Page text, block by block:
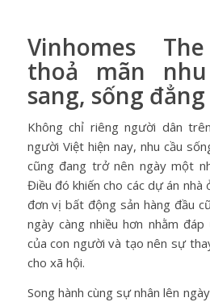
Vinhomes
thoả mãn
sang, sống đẳng
Không chỉ riêng người dân
người Việt hiện nay, nhu cầu
cũng đang trở nên ngày một
Điều đó khiến cho các dự án nhà
đơn vị bất động sản hàng đầu
ngày càng nhiều hơn nhằm
của con người và tạo nên sự
cho xã hội.
Song hành cùng sự nhân lên